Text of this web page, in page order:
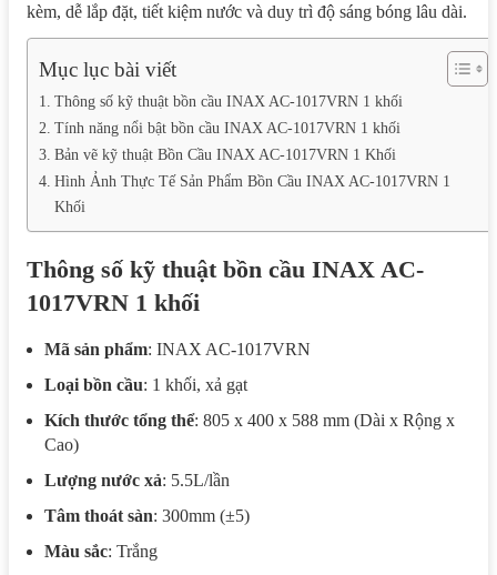
kèm, dễ lắp đặt, tiết kiệm nước và duy trì độ sáng bóng lâu dài.
Mục lục bài viết
Thông số kỹ thuật bồn cầu INAX AC-1017VRN 1 khối
Tính năng nổi bật bồn cầu INAX AC-1017VRN 1 khối
Bản vẽ kỹ thuật Bồn Cầu INAX AC-1017VRN 1 Khối
Hình Ảnh Thực Tế Sản Phẩm Bồn Cầu INAX AC-1017VRN 1
Khối
Thông số kỹ thuật bồn cầu INAX AC-
1017VRN 1 khối
Mã sản phẩm: INAX AC-1017VRN
Loại bồn cầu: 1 khối, xả gạt
Kích thước tổng thể: 805 x 400 x 588 mm (Dài x Rộng x
Cao)
Lượng nước xả: 5.5L/lần
Tâm thoát sàn: 300mm (±5)
Màu sắc: Trắng